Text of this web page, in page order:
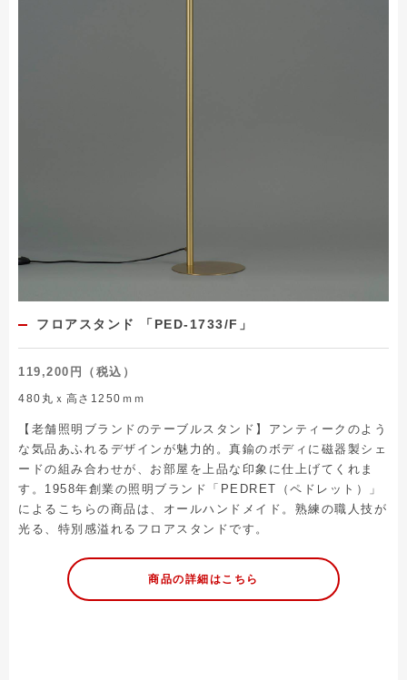
フロアスタンド 「PED-1733/F」
119,200円（税込）
480丸ｘ高さ1250ｍｍ
【老舗照明ブランドのテーブルスタンド】アンティークのよう
な気品あふれるデザインが魅力的。真鍮のボディに磁器製シェ
ードの組み合わせが、お部屋を上品な印象に仕上げてくれま
す。1958年創業の照明ブランド「PEDRET（ペドレット）」
によるこちらの商品は、オールハンドメイド。熟練の職人技が
光る、特別感溢れるフロアスタンドです。
商品の詳細はこちら